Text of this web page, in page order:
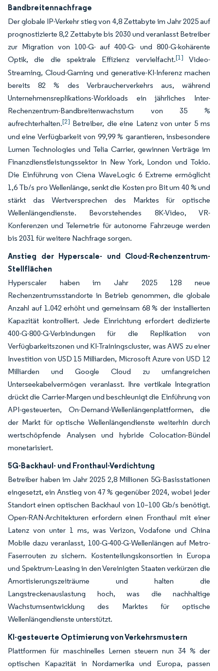
Bandbreitennachfrage
Der globale IP-Verkehr stieg von 4,8 Zettabyte im Jahr 2025 auf
prognostizierte 8,2 Zettabyte bis 2030 und veranlasst Betreiber
zur Migration von 100-G- auf 400-G- und 800-G-kohärente
Optik, die die spektrale Effizienz vervielfacht.[1] Video-
Streaming, Cloud-Gaming und generative-KI-Inferenz machen
bereits 82 % des Verbraucherverkehrs aus, während
Unternehmensreplikations-Workloads ein jährliches Inter-
Rechenzentrum-Bandbreitenwachstum von 35 %
aufrechterhalten.[2] Betreiber, die eine Latenz von unter 5 ms
und eine Verfügbarkeit von 99,99 % garantieren, insbesondere
Lumen Technologies und Telia Carrier, gewinnen Verträge im
Finanzdienstleistungssektor in New York, London und Tokio.
Die Einführung von Ciena WaveLogic 6 Extreme ermöglicht
1,6 Tb/s pro Wellenlänge, senkt die Kosten pro Bit um 40 % und
stärkt das Wertversprechen des Marktes für optische
Wellenlängendienste. Bevorstehendes 8K-Video, VR-
Konferenzen und Telemetrie für autonome Fahrzeuge werden
bis 2031 für weitere Nachfrage sorgen.
Anstieg der Hyperscale- und Cloud-Rechenzentrum-
Stellflächen
Hyperscaler haben im Jahr 2025 128 neue
Rechenzentrumsstandorte in Betrieb genommen, die globale
Anzahl auf 1.042 erhöht und gemeinsam 68 % der installierten
Kapazität kontrolliert. Jede Einrichtung erfordert dedizierte
400-G-800-G-Verbindungen für die Replikation von
Verfügbarkeitszonen und KI-Trainingscluster, was AWS zu einer
Investition von USD 15 Milliarden, Microsoft Azure von USD 12
Milliarden und Google Cloud zu umfangreichen
Unterseekabelvermögen veranlasst. Ihre vertikale Integration
drückt die Carrier-Margen und beschleunigt die Einführung von
API-gesteuerten, On-Demand-Wellenlängenplattformen, die
der Markt für optische Wellenlängendienste weiterhin durch
wertschöpfende Analysen und hybride Colocation-Bündel
monetarisiert.
5G-Backhaul- und Fronthaul-Verdichtung
Betreiber haben im Jahr 2025 2,8 Millionen 5G-Basisstationen
eingesetzt, ein Anstieg von 47 % gegenüber 2024, wobei jeder
Standort einen optischen Backhaul von 10–100 Gb/s benötigt.
Open-RAN-Architekturen erfordern einen Fronthaul mit einer
Latenz von unter 1 ms, was Verizon, Vodafone und China
Mobile dazu veranlasst, 100-G-400-G-Wellenlängen auf Metro-
Faserrouten zu sichern. Kostenteilungskonsortien in Europa
und Spektrum-Leasing in den Vereinigten Staaten verkürzen die
Amortisierungszeiträume und halten die
Langstreckenauslastung hoch, was die nachhaltige
Wachstumsentwicklung des Marktes für optische
Wellenlängendienste unterstützt.
KI-gesteuerte Optimierung von Verkehrsmustern
Plattformen für maschinelles Lernen steuern nun 34 % der
optischen Kapazität in Nordamerika und Europa, passen